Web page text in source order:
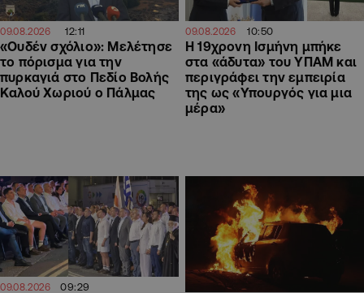
09.08.2026 12:11
«Ουδέν σχόλιο»: Μελέτησε
το πόρισμα για την
πυρκαγιά στο Πεδίο Βολής
Καλού Χωριού ο Πάλμας
09.08.2026 10:50
Η 19χρονη Ισμήνη μπήκε
στα «άδυτα» του ΥΠΑΜ και
περιγράφει την εμπειρία
της ως «Υπουργός για μια
μέρα»
09.08.2026 09:29